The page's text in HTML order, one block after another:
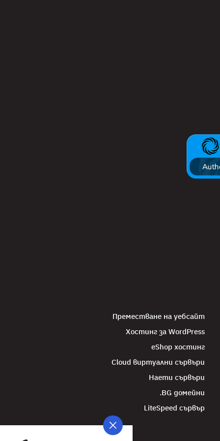
Преместване на уебсайт
Хостинг за WordPress
eShop хостинг
Cloud виртуални сървъри
Наети сървъри
.BG домейни
LiteSpeed сървър